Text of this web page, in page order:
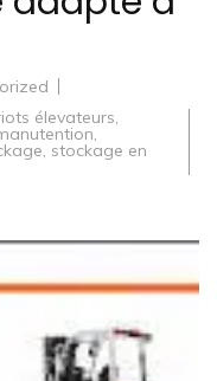
élevateurs,
,
, stockage en